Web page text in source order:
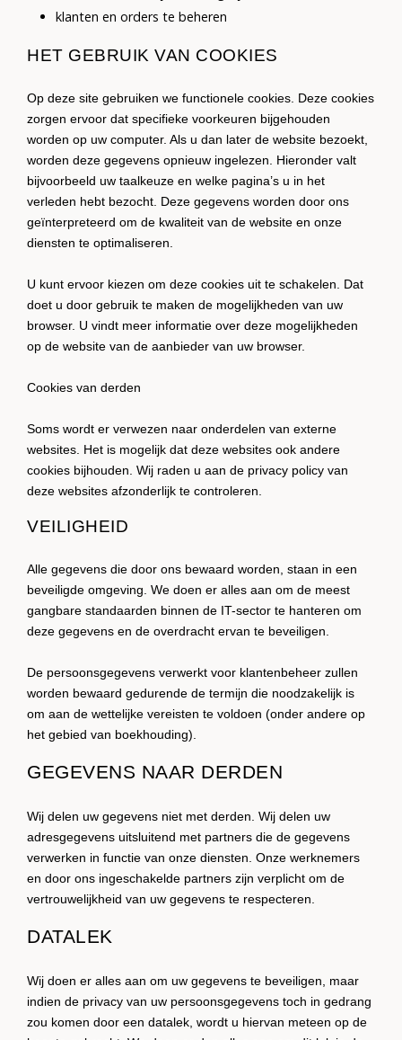
klanten en orders te beheren
HET GEBRUIK VAN COOKIES
Op deze site gebruiken we functionele cookies. Deze cookies
zorgen ervoor dat specifieke voorkeuren bijgehouden
worden op uw computer. Als u dan later de website bezoekt,
worden deze gegevens opnieuw ingelezen. Hieronder valt
bijvoorbeeld uw taalkeuze en welke pagina’s u in het
verleden hebt bezocht. Deze gegevens worden door ons
geïnterpreteerd om de kwaliteit van de website en onze
diensten te optimaliseren.
U kunt ervoor kiezen om deze cookies uit te schakelen. Dat
doet u door gebruik te maken de mogelijkheden van uw
browser. U vindt meer informatie over deze mogelijkheden
op de website van de aanbieder van uw browser.
Cookies van derden
Soms wordt er verwezen naar onderdelen van externe
websites. Het is mogelijk dat deze websites ook andere
cookies bijhouden. Wij raden u aan de privacy policy van
deze websites afzonderlijk te controleren.
VEILIGHEID
Alle gegevens die door ons bewaard worden, staan in een
beveiligde omgeving. We doen er alles aan om de meest
gangbare standaarden binnen de IT-sector te hanteren om
deze gegevens en de overdracht ervan te beveiligen.
De persoonsgegevens verwerkt voor klantenbeheer zullen
worden bewaard gedurende de termijn die noodzakelijk is
om aan de wettelijke vereisten te voldoen (onder andere op
het gebied van boekhouding).
GEGEVENS NAAR DERDEN
Wij delen uw gegevens niet met derden. Wij delen uw
adresgegevens uitsluitend met partners die de gegevens
verwerken in functie van onze diensten. Onze werknemers
en door ons ingeschakelde partners zijn verplicht om de
vertrouwelijkheid van uw gegevens te respecteren.
DATALEK
Wij doen er alles aan om uw gegevens te beveiligen, maar
indien de privacy van uw persoonsgegevens toch in gedrang
zou komen door een datalek, wordt u hiervan meteen op de